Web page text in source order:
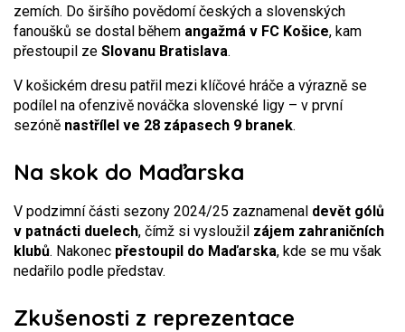
zemích. Do širšího povědomí českých a slovenských
fanoušků se dostal během angažmá v FC Košice, kam
přestoupil ze Slovanu Bratislava.
V košickém dresu patřil mezi klíčové hráče a výrazně se
podílel na ofenzivě nováčka slovenské ligy – v první
sezóně nastřílel ve 28 zápasech 9 branek.
Na skok do Maďarska
V podzimní části sezony 2024/25 zaznamenal devět gólů
v patnácti duelech, čímž si vysloužil zájem zahraničních
klubů. Nakonec přestoupil do Maďarska, kde se mu však
nedařilo podle představ.
Zkušenosti z reprezentace